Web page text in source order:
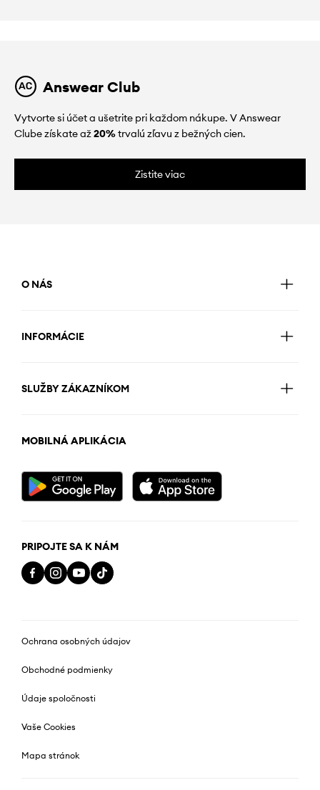
Answear Club
Vytvorte si účet a ušetrite pri každom nákupe. V Answear
Clube získate až20%trvalú zľavu z bežných cien.
Zistite viac
O NÁS
INFORMÁCIE
SLUŽBY ZÁKAZNÍKOM
MOBILNÁ APLIKÁCIA
PRIPOJTE SA K NÁM
Ochrana osobných údajov
Obchodné podmienky
Údaje spoločnosti
Vaše Cookies
Mapa stránok